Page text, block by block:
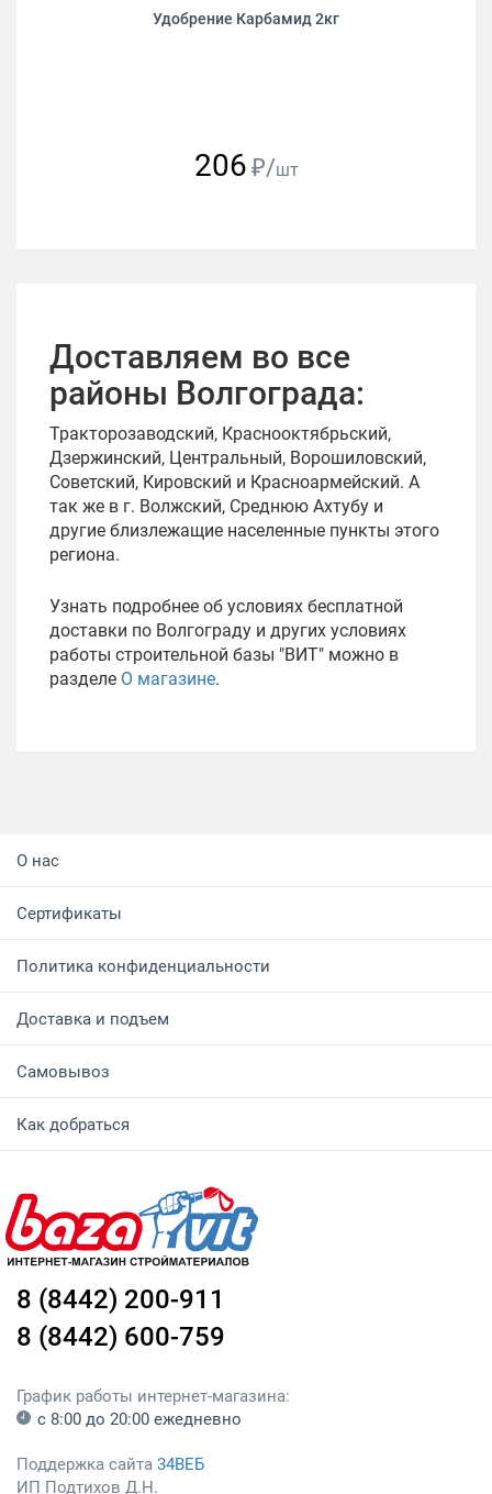
Удобрение Карбамид 2кг
206 ₽/шт
Доставляем во все
районы Волгограда:
Тракторозаводский, Краснооктябрьский,
Дзержинский, Центральный, Ворошиловский,
Советский, Кировский и Красноармейский. А
так же в г. Волжский, Среднюю Ахтубу и
другие близлежащие населенные пункты этого
региона.
Узнать подробнее об условиях бесплатной
доставки по Волгограду и других условиях
работы строительной базы "ВИТ" можно в
разделе О магазине.
О нас
Сертификаты
Политика конфиденциальности
Доставка и подъем
Самовывоз
Как добраться
8 (8442) 200-911
8 (8442) 600-759
График работы интернет-магазина:
с 8:00 до 20:00 ежедневно
Поддержка сайта 34ВЕБ
ИП Подтихов Д.Н.